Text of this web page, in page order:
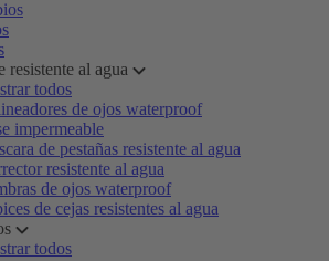
resistente al agua
todos
de ojos waterproof
impermeable
de pestañas resistente al agua
resistente al agua
de ojos waterproof
de cejas resistentes al agua
todos